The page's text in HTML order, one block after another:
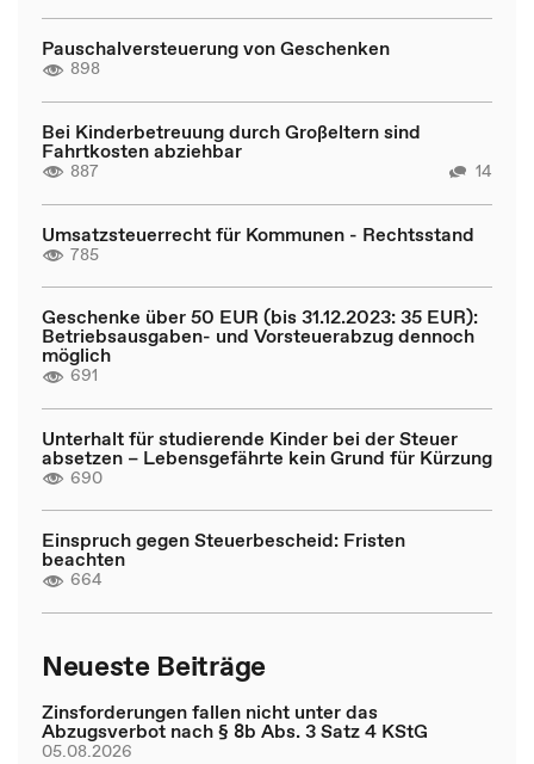
Pauschalversteuerung von Geschenken
898
Bei Kinderbetreuung durch Großeltern sind
Fahrtkosten abziehbar
887 14
Umsatzsteuerrecht für Kommunen - Rechtsstand
785
Geschenke über 50 EUR (bis 31.12.2023: 35 EUR):
Betriebsausgaben- und Vorsteuerabzug dennoch
möglich
691
Unterhalt für studierende Kinder bei der Steuer
absetzen – Lebensgefährte kein Grund für Kürzung
690
Einspruch gegen Steuerbescheid: Fristen
beachten
664
Neueste Beiträge
Zinsforderungen fallen nicht unter das
Abzugsverbot nach § 8b Abs. 3 Satz 4 KStG
05.08.2026